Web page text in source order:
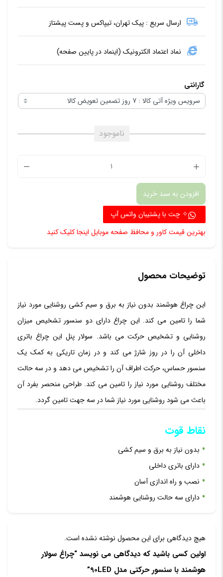
ارسال سریع : پیک تهران، تیپاکس و پست پیشتاز
نماد اعتماد الکترونیک (اینماد در پایین صفحه)
گارانتی
ناموجود
افزودن به سبد خرید
✧ چت با پشتیبان واتس آپ
بهترین قیمت کاور و محافظ صفحه موبایل اینجا کلیک کنید
توضیحات محصول
این چراغ هوشمند بدون نیاز به برق و سیم کشی روشنایی مورد نیاز
شما را تامین می کند. این چراغ دارای دو سنسور تشخیص میزان
روشنایی و تشخیص حرکت می باشد. سولار پنل این چراغ باتری
داخلی آن را در روز شارژ می کند و در زمان تاریکی به کمک یک
سنسور حساس، حرکت اطراف آن را تشخیص می دهد و در سه حالت
مختلف روشنایی مورد نیاز را تامین می کند. طراحی منحصر بفرد آن
باعث می شود روشنایی مورد نیاز شما در سه جهت تامین گردد.
نقاط قوت
بدون نیاز به برق و سیم کشی
دارای باتری داخلی
نصب و راه اندازی آسان
دارای سه حالت روشنایی هوشمند
هیچ دیدگاهی برای این محصول نوشته نشده است.
اولین کسی باشید که دیدگاهی می نویسد “چراغ سولار
هوشمند با سنسور حرکتی مدل 90LED”